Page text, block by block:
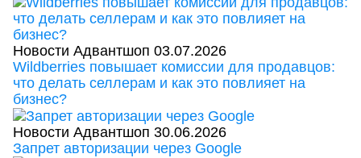
Новости Адвантшоп 03.07.2026
Wildberries повышает комиссии для продавцов:
что делать селлерам и как это повлияет на
бизнес?
Новости Адвантшоп 30.06.2026
Запрет авторизации через Google